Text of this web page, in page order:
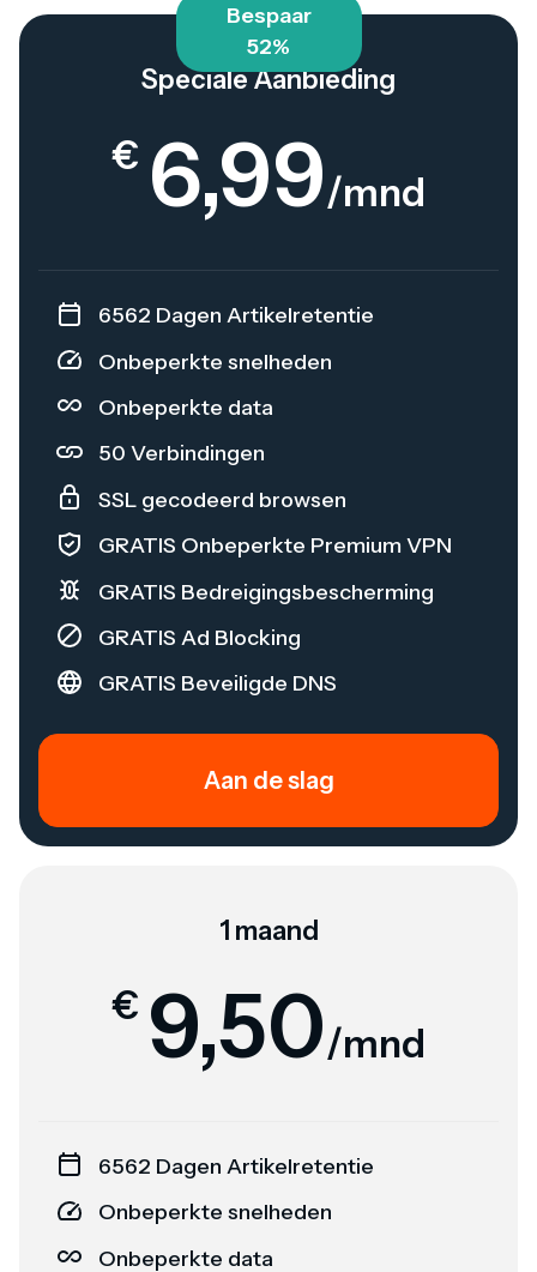
1 maand
€ 9,50/mnd
6562 Dagen Artikelretentie
Onbeperkte snelheden
Onbeperkte data
Bespaar
52%
Speciale Aanbieding
€ 6,99/mnd
6562 Dagen Artikelretentie
Onbeperkte snelheden
Onbeperkte data
50 Verbindingen
SSL gecodeerd browsen
GRATIS Onbeperkte Premium VPN
GRATIS Bedreigingsbescherming
GRATIS Ad Blocking
GRATIS Beveiligde DNS
Aan de slag